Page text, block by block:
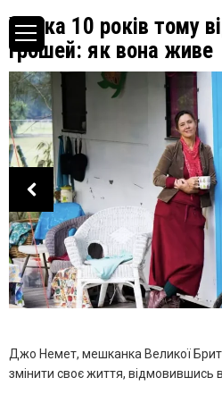
Жінка 10 років тому
грошей: як вона живе
Джо Немет, мешканка Великої
змінити своє життя, відмовившись